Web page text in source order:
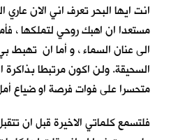
انت ايها البحر تعرف اني الان عاري
مستعدا ان اهبك روحي لتملكها ،
الى عنان السماء ، و أما ان تهبط
السحيقة. ولن اكون مرتبطا بذاكرة
متحسرا على فوات فرصة او ضياع
فلتسمع كلماتي الاخيرة قبل ان